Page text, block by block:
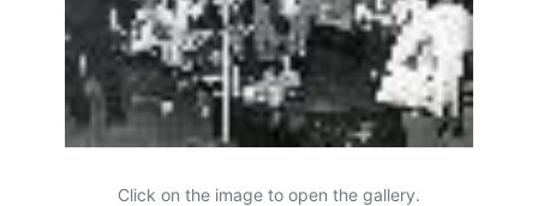
Click on the image to open the gallery.